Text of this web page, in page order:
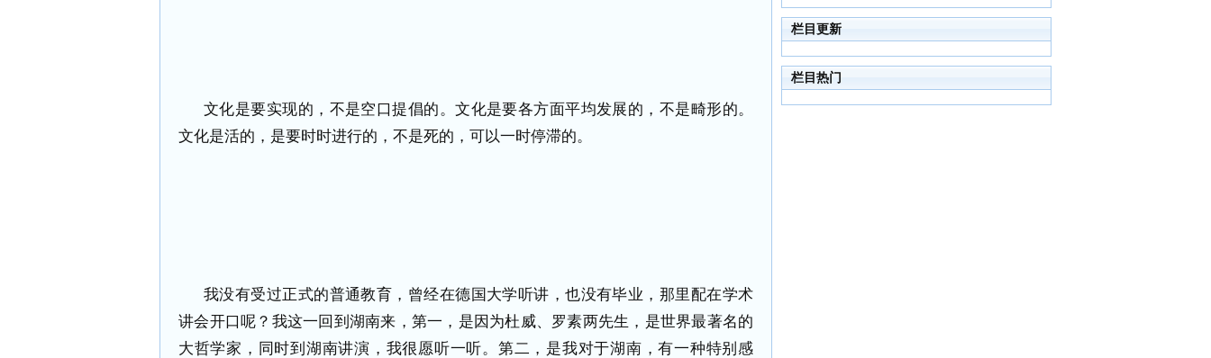
文化是要实现的，不是空口提倡的。文化是要各方面平均发展的，不是畸形的。
文化是活的，是要时时进行的，不是死的，可以一时停滞的。
我没有受过正式的普通教育，曾经在德国大学听讲，也没有毕业，那里配在学术
讲会开口呢？我这一回到湖南来，第一，是因为杜威、罗素两先生，是世界最著名的
大哲学家，同时到湖南讲演，我很愿听一听。第二，是我对于湖南，有一种特别感
栏目更新
栏目热门